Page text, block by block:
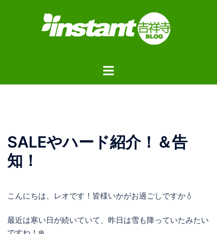
ト
ー
SALEやハード紹介！＆告
知！
こんにちは、レオです！皆様いかがお過ごしですか💧
最近は寒い日が続いていて、昨日は雪も降っていたみたい